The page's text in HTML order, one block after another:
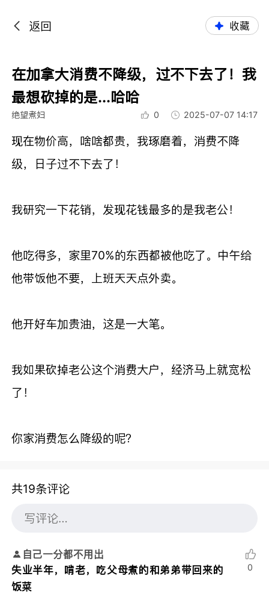
返回 收藏
在加拿大消费不降级，过不下去了！我
最想砍掉的是...哈哈
绝望煮妇 0 2025-07-07 14:17
现在物价高，啥啥都贵，我琢磨着，消费不降
级，日子过不下去了！
我研究一下花销，发现花钱最多的是我老公！
他吃得多，家里70%的东西都被他吃了。中午给
他带饭他不要，上班天天点外卖。
他开好车加贵油，这是一大笔。
我如果砍掉老公这个消费大户，经济马上就宽松
了！
你家消费怎么降级的呢？
共19条评论
自己一分都不用出
失业半年，啃老，吃父母煮的和弟弟带回来的
饭菜
0